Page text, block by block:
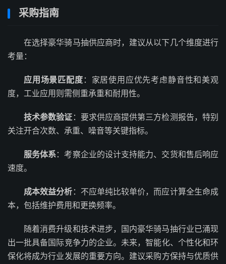
采购指南
在选择豪华骑马抽供应商时，建议从以下几个维度进行
考量：
应用场景匹配度 ：家居使用应优先考虑静音性和美观
度，工业应用则需侧重承重和耐用性。
技术参数验证 ：要求供应商提供第三方检测报告，特别
关注开合次数、承重、噪音等关键指标。
服务体系：考察企业的设计支持能力、交货和售后响应
速度。
成本效益分析 ：不应单纯比较单价，而应计算全生命成
本，包括维护费用和更换频率。
随着消费升级和技术进步，国内豪华骑马抽行业已涌现
出一批具备国际竞争力的企业。未来，智能化、个性化和环
保化将成为行业发展的重要方向。建议采购方保持与优质供